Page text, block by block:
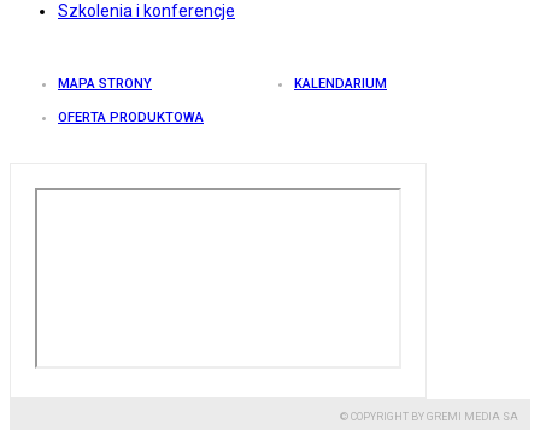
Szkolenia i konferencje
MAPA STRONY KALENDARIUM
OFERTA PRODUKTOWA
© COPYRIGHT BY GREMI MEDIA SA